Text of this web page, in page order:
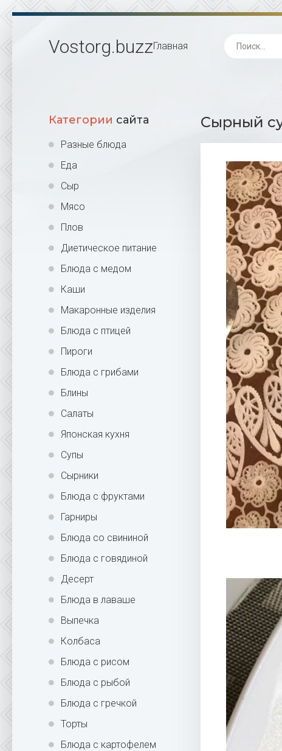
Vostorg.buzzГлавная
Категории сайта
Разные блюда
Еда
Сыр
Мясо
Плов
Диетическое питание
Блюда с медом
Каши
Макаронные изделия
Блюда с птицей
Пироги
Блюда с грибами
Блины
Салаты
Японская кухня
Супы
Сырники
Блюда с фруктами
Гарниры
Блюда со свининой
Блюда с говядиной
Десерт
Блюда в лаваше
Выпечка
Колбаса
Блюда с рисом
Блюда с рыбой
Блюда с гречкой
Торты
Блюда с картофелем
Сырный